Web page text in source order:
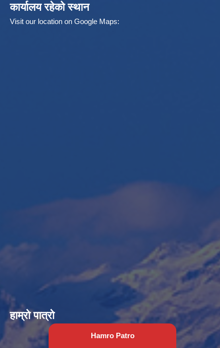
कार्यालय रहेको स्थान
Visit our location on Google Maps:
हाम्रो पात्रो
Hamro Patro